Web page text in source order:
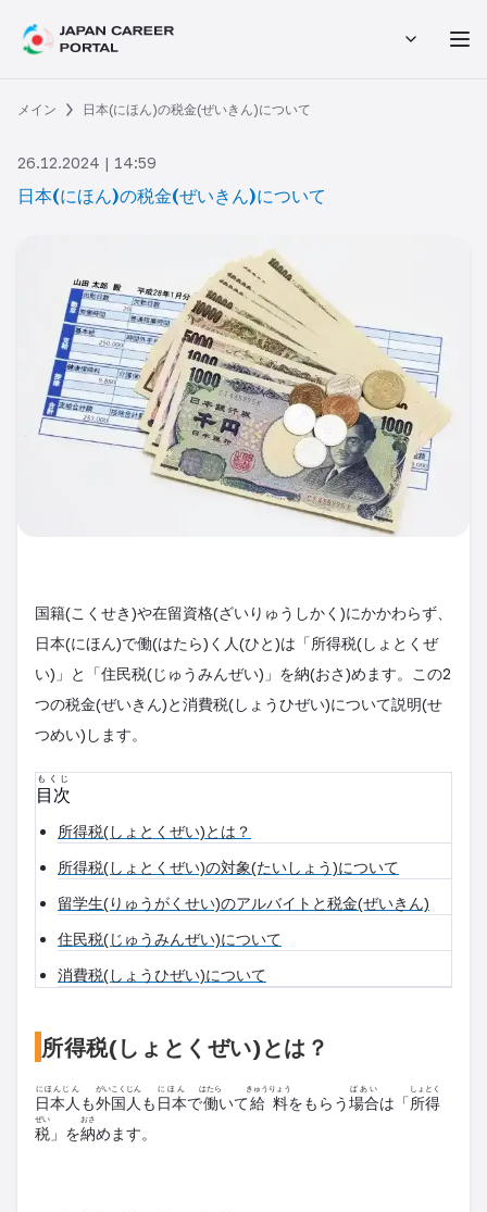
メイン 日本(にほん)の税金(ぜいきん)について
26.12.2024 | 14:59
日本(にほん)の税金(ぜいきん)について
国籍(こくせき)や在留資格(ざいりゅうしかく)にかかわらず、
日本(にほん)で働(はたら)く人(ひと)は「所得税(しょとくぜ
い)」と「住民税(じゅうみんぜい)」を納(おさ)めます。この2
つの税金(ぜいきん)と消費税(しょうひぜい)について説明(せ
つめい)します。
目次
もくじ
所得税(しょとくぜい)とは？
所得税(しょとくぜい)の対象(たいしょう)について
留学生(りゅうがくせい)のアルバイトと税金(ぜいきん)
住民税(じゅうみんぜい)について
消費税(しょうひぜい)について
所得税(しょとくぜい)とは？
日本人
にほんじん
も外国人
がいこくじん
も 日本
にほん
で働
はたら
いて給料
きゅうりょう
をもらう場合
ばあい
は「所得
しょとく
税
ぜい
」を納
おさ
めます。